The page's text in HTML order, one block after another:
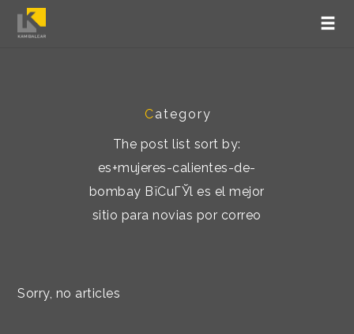
Category
The post list sort by:
es+mujeres-calientes-de-
bombay ВїCuГЎl es el mejor
sitio para novias por correo
Sorry, no articles